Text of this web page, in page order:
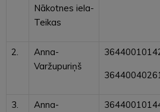
Nākotnes iela-
Teikas
2.
Anna-
Varžupuriņš
3.
Anna-